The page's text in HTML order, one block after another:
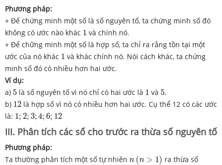
Phương pháp:
+ Để chứng minh một số là số nguyên tố, ta chứng minh số đó
không có ước nào khác 1
1 và chính nó.
+ Để chững minh một số là hợp số, ta chỉ ra rằng tồn tại một
ước của nó khác 1
1 và khác chính nó. Nói cách khác, ta chứng
minh số đó có nhiều hơn hai ước.
Ví dụ:
a) 5
5 là số nguyên tố vì nó chỉ có hai ước là 1
1 và 5
5.
b) 12
12 là hợp số vì nó có nhiều hơn hai ước. Cụ thể 12 có các ước
là: 1; 2; 3;4; 6; 12
1; 2; 3; 4;6; 12
III. Phân tích các số cho trước ra thừa số nguyên tố
Phương pháp:
Ta thường phân tích một số tự nhiên n (n > 1)
n n> 1
ra thừa số